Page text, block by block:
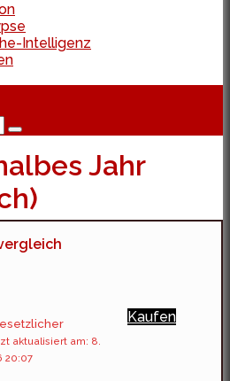
Intelligenz
Jahr
aktualisiert am: 8.
20:07
Kaufen